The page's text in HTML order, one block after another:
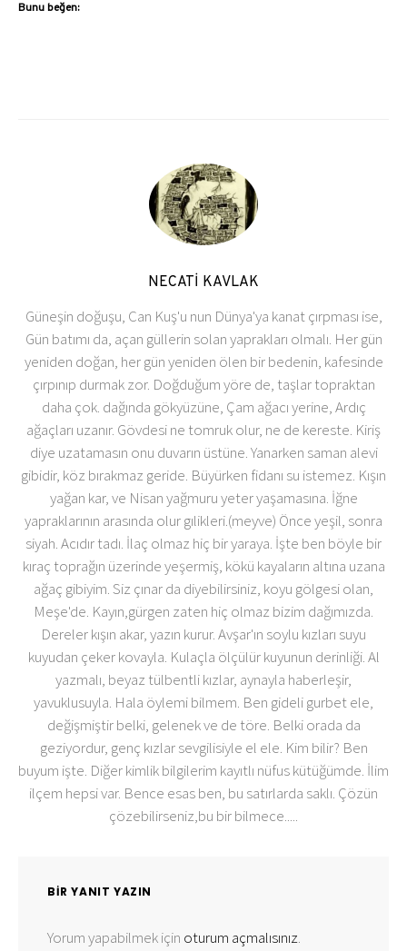
Bunu beğen:
NECATİ KAVLAK
Güneşin doğuşu, Can Kuş'u nun Dünya'ya kanat çırpması ise,
Gün batımı da, açan güllerin solan yaprakları olmalı. Her gün
yeniden doğan, her gün yeniden ölen bir bedenin, kafesinde
çırpınıp durmak zor. Doğduğum yöre de, taşlar topraktan
daha çok. dağında gökyüzüne, Çam ağacı yerine, Ardıç
ağaçları uzanır. Gövdesi ne tomruk olur, ne de kereste. Kiriş
diye uzatamasın onu duvarın üstüne. Yanarken saman alevi
gibidir, köz bırakmaz geride. Büyürken fidanı su istemez. Kışın
yağan kar, ve Nisan yağmuru yeter yaşamasına. İğne
yapraklarının arasında olur gılikleri.(meyve) Önce yeşil, sonra
siyah. Acıdır tadı. İlaç olmaz hiç bir yaraya. İşte ben böyle bir
kıraç toprağın üzerinde yeşermiş, kökü kayaların altına uzana
ağaç gibiyim. Siz çınar da diyebilirsiniz, koyu gölgesi olan,
Meşe'de. Kayın,gürgen zaten hiç olmaz bizim dağımızda.
Dereler kışın akar, yazın kurur. Avşar'ın soylu kızları suyu
kuyudan çeker kovayla. Kulaçla ölçülür kuyunun derinliği. Al
yazmalı, beyaz tülbentli kızlar, aynayla haberleşir,
yavuklusuyla. Hala öylemi bilmem. Ben gideli gurbet ele,
değişmiştir belki, gelenek ve de töre. Belki orada da
geziyordur, genç kızlar sevgilisiyle el ele. Kim bilir? Ben
buyum işte. Diğer kimlik bilgilerim kayıtlı nüfus kütüğümde. İlim
ilçem hepsi var. Bence esas ben, bu satırlarda saklı. Çözün
çözebilirseniz,bu bir bilmece.....
BIR YANIT YAZIN
Yorum yapabilmek için oturum açmalısınız.